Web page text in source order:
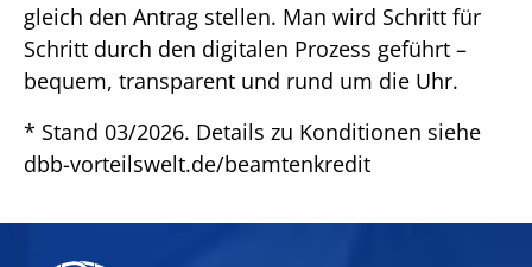
gleich den Antrag stellen. Man wird Schritt für
Schritt durch den digitalen Prozess geführt –
bequem, transparent und rund um die Uhr.
* Stand 03/2026. Details zu Konditionen siehe
dbb-vorteilswelt.de/beamtenkredit